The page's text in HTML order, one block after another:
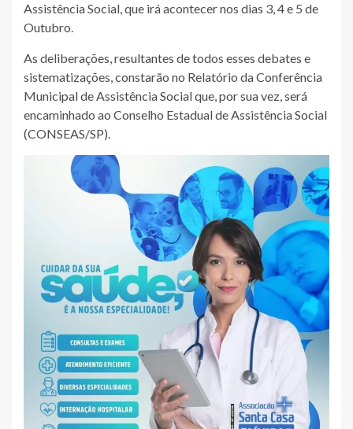
Assistência Social, que irá acontecer nos dias 3, 4 e 5 de
Outubro.
As deliberações, resultantes de todos esses debates e
sistematizações, constarão no Relatório da Conferência
Municipal de Assistência Social que, por sua vez, será
encaminhado ao Conselho Estadual de Assistência Social
(CONSEAS/SP).